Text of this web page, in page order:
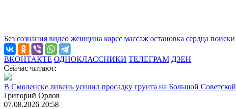
Без сознания видео женщина корсс массаж остановка сердца поиски
ВКОНТАКТЕ ОДНОКЛАССНИКИ ТЕЛЕГРАМ ДЗЕН
Сейчас читают:
В Смоленске ливень усилил просадку грунта на Большой Советской
Григорий Орлов
07.08.2026 20:58